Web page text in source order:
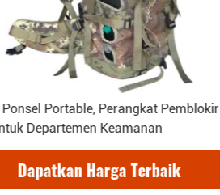
Portable, Perangkat Pemblokir
Departemen Keamanan
Dapatkan Harga Terbaik